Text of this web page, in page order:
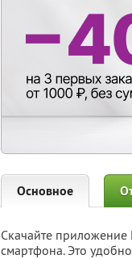
Основное
Скачайте
смартфона. Это